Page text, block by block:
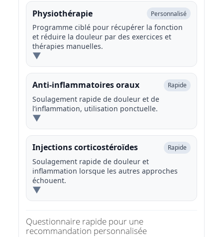
Physiothérapie Personnalisé
Programme ciblé pour récupérer la fonction
et réduire la douleur par des exercices et
thérapies manuelles.
▼
Anti-inflammatoires oraux Rapide
Soulagement rapide de douleur et de
l’inflammation, utilisation ponctuelle.
▼
Injections corticostéroïdes Rapide
Soulagement rapide de douleur et
inflammation lorsque les autres approches
échouent.
▼
Questionnaire rapide pour une
recommandation personnalisée